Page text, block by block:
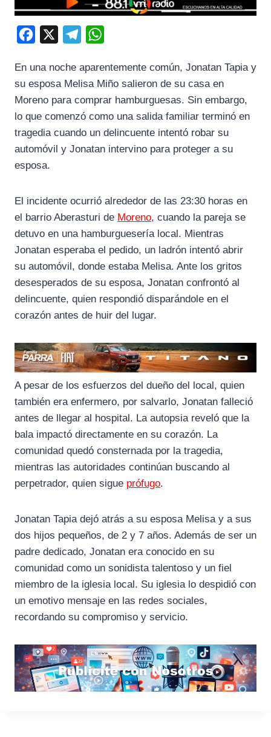
c
e
b
k
l
e
g
a
t
s
p
En una noche aparentemente común, Jonatan Tapia y
su esposa Melisa Miño salieron de su casa en
Moreno para comprar hamburguesas. Sin embargo,
lo que comenzó como una salida familiar terminó en
tragedia cuando un delincuente intentó robar su
automóvil y Jonatan intervino para proteger a su
esposa.
El incidente ocurrió alrededor de las 23:30 horas en
el barrio Aberasturi de Moreno, cuando la pareja se
detuvo en una hamburguesería local. Mientras
Jonatan esperaba el pedido, un ladrón intentó abrir
su automóvil, donde estaba Melisa. Ante los gritos
desesperados de su esposa, Jonatan confrontó al
delincuente, quien respondió disparándole en el
corazón antes de huir del lugar.
A pesar de los esfuerzos del dueño del local, quien
también era enfermero, por salvarlo, Jonatan falleció
antes de llegar al hospital. La autopsia reveló que la
bala impactó directamente en su corazón. La
comunidad quedó consternada por la tragedia,
mientras las autoridades continúan buscando al
perpetrador, quien sigue prófugo.
Jonatan Tapia dejó atrás a su esposa Melisa y a sus
dos hijos pequeños, de 2 y 7 años. Además de ser un
padre dedicado, Jonatan era conocido en su
comunidad como un sonidista talentoso y un fiel
miembro de la iglesia local. Su iglesia lo despidió con
un emotivo mensaje en las redes sociales,
recordando su compromiso y servicio.